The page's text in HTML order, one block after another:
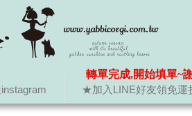
★加入LINE好友領免運
轉單完成,開始填單~